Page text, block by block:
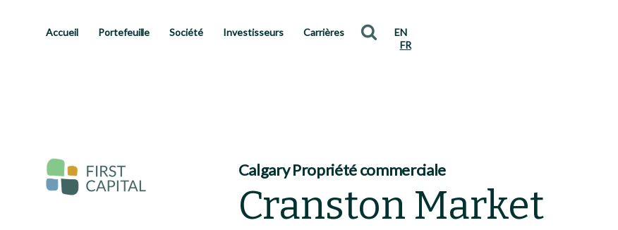
Accueil Portefeuille Société Investisseurs Carrières
EN
FR
Calgary Propriété commerciale
Cranston Market